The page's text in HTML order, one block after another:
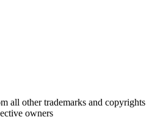
all other trademarks and copyrights
owners